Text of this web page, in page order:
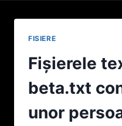
FISIERE
Fişierele
beta.txt
unor